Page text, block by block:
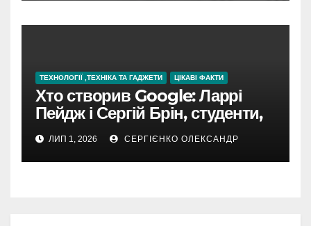
ТЕХНОЛОГІЇ ,ТЕХНІКА ТА ГАДЖЕТИ ЦІКАВІ ФАКТИ
Хто створив Google: Ларрі
Пейдж і Сергій Брін, студенти,
чия ідея підкорила інтернет
ЛИП 1, 2026 СЕРГІЄНКО ОЛЕКСАНДР